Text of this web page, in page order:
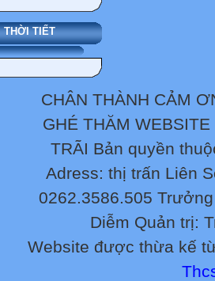
THỜI TIẾT
CHÂN THÀNH CẢM
GHÉ THĂM
TRÃI Bản quyền
Adress: thị trấn Liên
0262.3586.505
Diễm Quản trị:
Website được thừa kế